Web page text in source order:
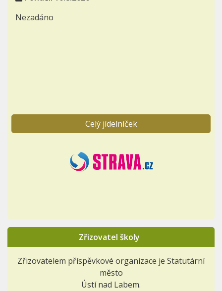
Nezadáno
Celý jídelníček
Zřizovatel školy
Zřizovatelem příspěvkové organizace je Statutární
město
Ústí nad Labem.